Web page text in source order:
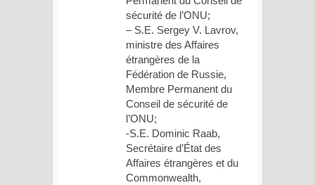
sécurité de l’ONU;
– S.E. Sergey V. Lavrov,
ministre des Affaires
étrangères de la
Fédération de Russie,
Membre Permanent du
Conseil de sécurité de
l’ONU;
-S.E. Dominic Raab,
Secrétaire d’État des
Affaires étrangères et du
Commonwealth,